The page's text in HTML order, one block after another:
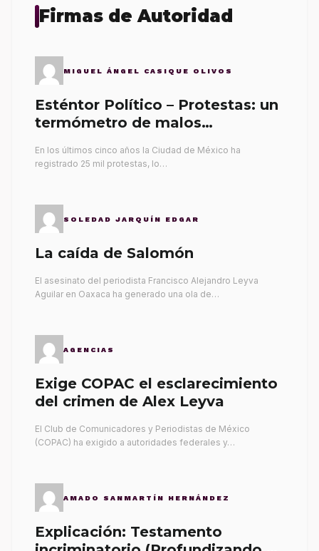
Firmas de Autoridad
MIGUEL ÁNGEL CASIQUE OLIVOS
Esténtor Político – Protestas: un
termómetro de malos
En los últimos cinco años la Ciudad de México ha
registrado 25 mil protestas, lo…
SOLEDAD JARQUÍN EDGAR
La caída de Salomón
El asesinato del periodista Francisco Alejandro Leyva
Aguilar en Oaxaca ha generado una ola de…
AGENCIAS
Exige COPAC el esclarecimiento
del crimen de Alex Leyva
El Club de Comunicadores y Periodistas de México
(COPAC) ha exigido a autoridades federales y…
AMADO SANMARTÍN HERNÁNDEZ
Explicación: Testamento